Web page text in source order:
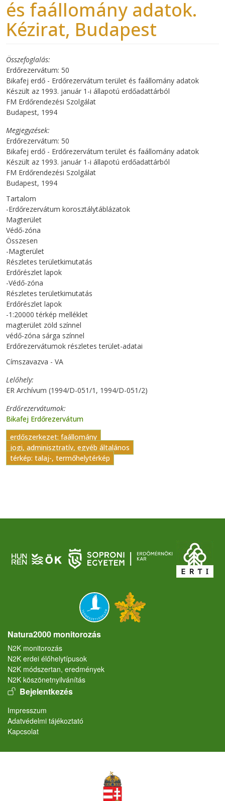
és faállomány adatok.
Kézirat, Budapest
Összefoglalás
Erdőrezervátum: 50
Bikafej erdő - Erdőrezervátum terület és faállomány adatok
Készült az 1993. január 1-i állapotú erdőadattárból
FM Erdőrendezési Szolgálat
Budapest, 1994
Megjegyzések
Erdőrezervátum: 50
Bikafej erdő - Erdőrezervátum terület és faállomány adatok
Készült az 1993. január 1-i állapotú erdőadattárból
FM Erdőrendezési Szolgálat
Budapest, 1994
Tartalom
-Erdőrezervátum korosztálytáblázatok
Magterület
Védő-zóna
Összesen
-Magterület
Részletes területkimutatás
Erdőrészlet lapok
-Védő-zóna
Részletes területkimutatás
Erdőrészlet lapok
-1:20000 térkép melléklet
magterület zöld színnel
védő-zóna sárga színnel
Erdőrezervátumok részletes terület-adatai
Címszavazva - VA
Lelőhely
ER Archívum (1994/D-051/1, 1994/D-051/2)
Erdőrezervátumok
Bikafej Erdőrezervátum
erdőszerkezet: faállomány
jogi, adminisztratív, egyéb általános
térkép: talaj-, termőhelytérkép
Natura2000 monitorozás
N2K monitorozás
N2K erdei élőhelytípusok
N2K módszertan, eredmények
N2K köszönetnyilvánítás
User account menu
Bejelentkezés
Lábléc
Impresszum
Adatvédelmi tájékoztató
Kapcsolat